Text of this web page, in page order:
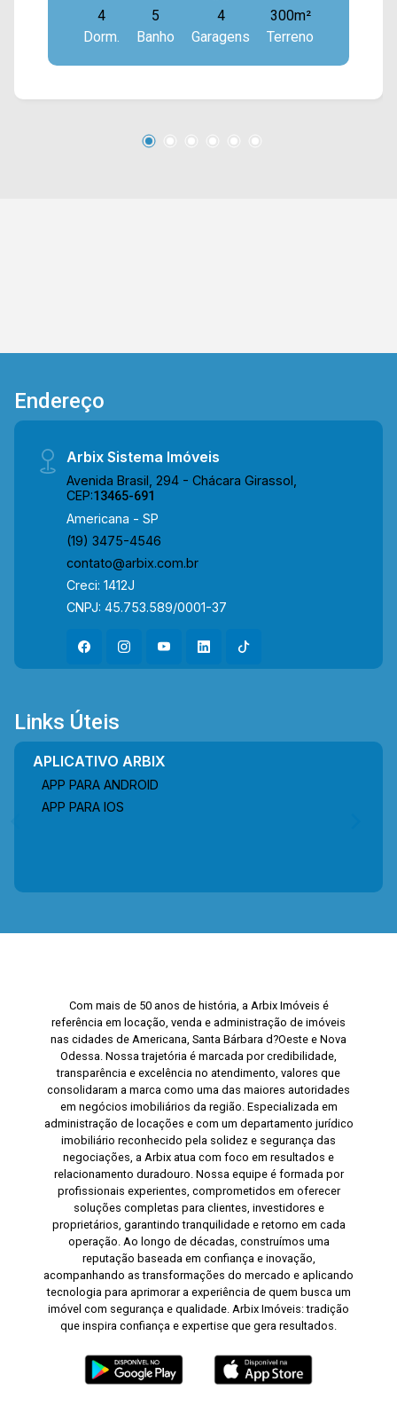
(sendo 01 Suíte com Closet), acabamento em
Laminado, Armários Planejados, banheiro social,
01 sótão para escritório. Piso inferior: Cozinha
suíte, lavabo, Lavanderia com armários, uma
porcelanato, jardim de inverno, garagens para 4
4
Dorm.
5
Banho
4
Garagens
300m²
Terreno
Endereço
Arbix Sistema Imóveis
Avenida Brasil, 294 - Chácara Girassol,
CEP:13465-691
Americana - SP
(19) 3475-4546
contato@arbix.com.br
Creci: 1412J
CNPJ: 45.753.589/0001-37
Links Úteis
APLICATIVO ARBIX
APP PARA ANDROID
APP PARA IOS
Com mais de 50 anos de história, a Arbix Imóveis é
referência em locação, venda e administração de imóveis
nas cidades de Americana, Santa Bárbara d?Oeste e Nova
Odessa. Nossa trajetória é marcada por credibilidade,
transparência e excelência no atendimento, valores que
consolidaram a marca como uma das maiores autoridades
em negócios imobiliários da região. Especializada em
administração de locações e com um departamento jurídico
imobiliário reconhecido pela solidez e segurança das
negociações, a Arbix atua com foco em resultados e
relacionamento duradouro. Nossa equipe é formada por
profissionais experientes, comprometidos em oferecer
soluções completas para clientes, investidores e
proprietários, garantindo tranquilidade e retorno em cada
operação. Ao longo de décadas, construímos uma
reputação baseada em confiança e inovação,
acompanhando as transformações do mercado e aplicando
tecnologia para aprimorar a experiência de quem busca um
imóvel com segurança e qualidade. Arbix Imóveis: tradição
que inspira confiança e expertise que gera resultados.